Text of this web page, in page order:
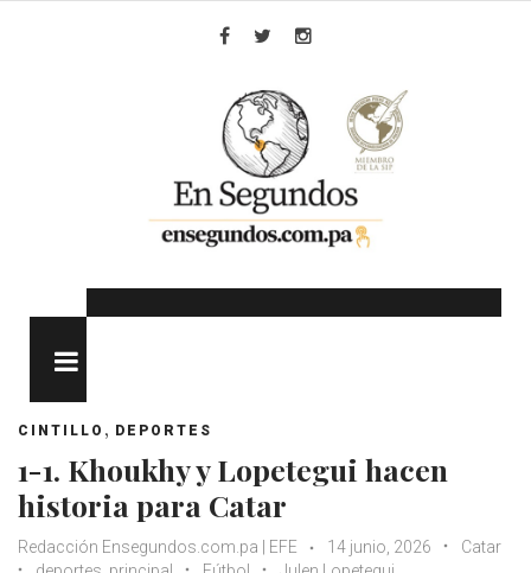
CINTILLO , DEPORTES
1-1. Khoukhy y Lopetegui hacen
historia para Catar
Redacción Ensegundos.com.pa | EFE 14 junio, 2026
Catar